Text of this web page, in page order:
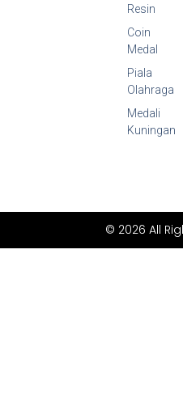
Resin
Coin
Medal
Piala
Olahraga
Medali
Kuningan
© 2026 All